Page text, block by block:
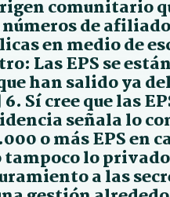
comunitario
de
en medio de
Las EPS se
han salido ya
cree que las
señala lo
o más EPS en
lo
a las